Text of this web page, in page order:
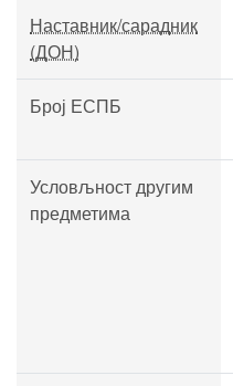
Наставник/сарадник
(ДОН)
Број ЕСПБ
Условљност другим
предметима